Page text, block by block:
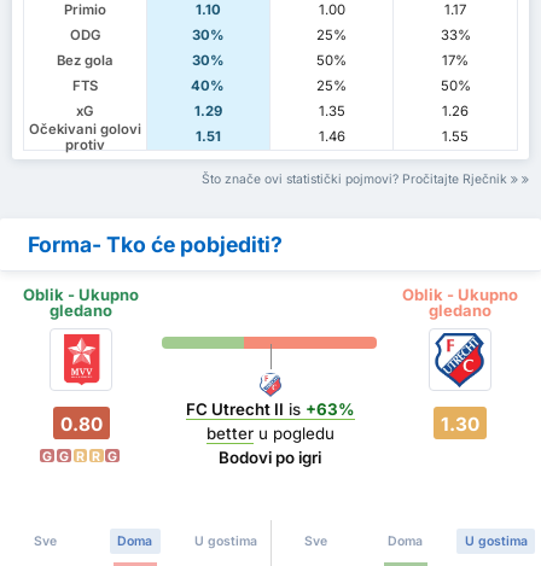
Primio
1.10 1.00
1.17
ODG
30% 25%
33%
Bez gola
30% 50%
17%
FTS
40% 25%
50%
xG
1.29 1.35
1.26
Očekivani golovi
protiv
1.51 1.46 1.55
Što znače ovi statistički pojmovi? Pročitajte Rječnik
Forma- Tko će pobjediti?
Oblik - Ukupno
gledano
Oblik - Ukupno
gledano
0.80
G G R R G
FC Utrecht II is +63%
betteru pogledu
Bodovi po igri
1.30
Sve Doma U gostima Sve Doma U gostima